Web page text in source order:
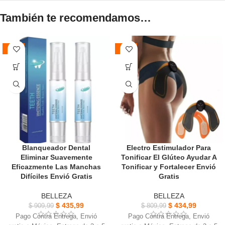
También te recomendamos…
-52%
Blanqueador Dental
Eliminar Suavemente
Eficazmente Las Manchas
Difíciles Envió Gratis
BELLEZA
$909,99 $ 435,99
Pago Contra Entrega, Envió
-46%
Electro Estimulador Para
Tonificar El Glúteo Ayudar A
Tonificar y Fortalecer Envió
Gratis
BELLEZA
$809,99 $ 434,99
Pago Contra Entrega, Envió